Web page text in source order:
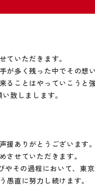
ていただきます。
が多く残った中でその想
ることはやっていこうと
致しまします。
援ありがとうございます。
させていただきます。
その過程において、東
愚直に努力し続けます。